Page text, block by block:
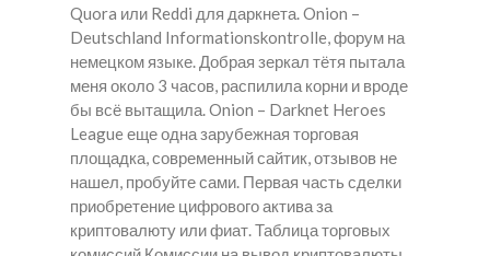
Quora или Reddi для даркнета. Onion –
Deutschland Informationskontrolle, форум на
немецком языке. Добрая зеркал тётя пытала
меня около 3 часов, распилила корни и вроде
бы всё вытащила. Onion – Darknet Heroes
League еще одна зарубежная торговая
площадка, современный сайтик, отзывов не
нашел, пробуйте сами. Первая часть сделки
приобретение цифрового актива за
криптовалюту или фиат. Таблица торговых